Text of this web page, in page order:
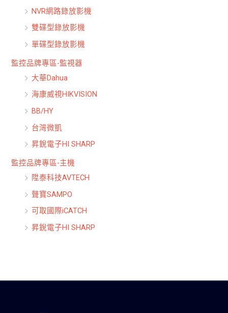
NVR網路錄放影機
雙碟型錄放影機
單碟型錄放影機
監控品牌專區-監視器
大華Dahua
海康威視HIKVISION
BB/HY
台灣微凱
昇銳電子HI SHARP
監控品牌專區-主機
陞泰科技AVTECH
聲寶SAMPO
可取國際iCATCH
昇銳電子HI SHARP